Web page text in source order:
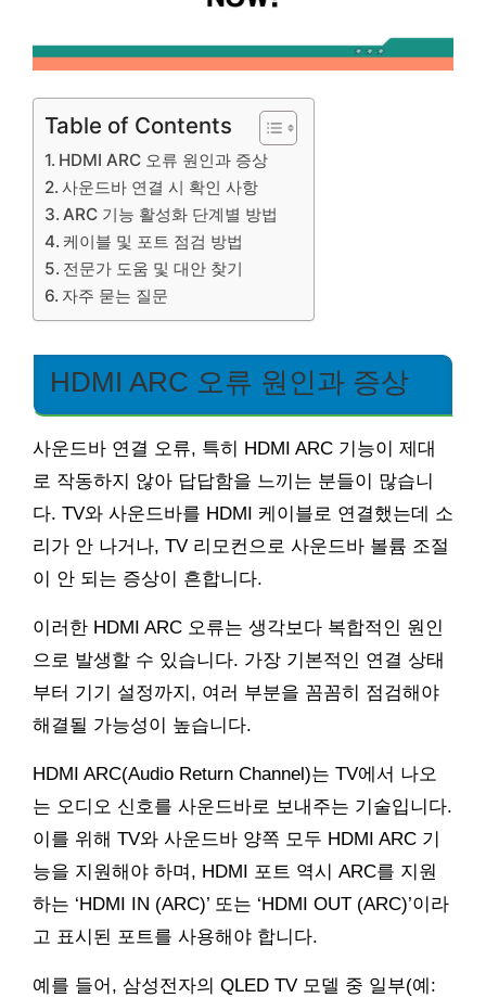
Table of Contents
HDMI ARC 오류 원인과 증상
사운드바 연결 시 확인 사항
ARC 기능 활성화 단계별 방법
케이블 및 포트 점검 방법
전문가 도움 및 대안 찾기
자주 묻는 질문
HDMI ARC 오류 원인과 증상
사운드바 연결 오류, 특히 HDMI ARC 기능이 제대
로 작동하지 않아 답답함을 느끼는 분들이 많습니
다. TV와 사운드바를 HDMI 케이블로 연결했는데 소
리가 안 나거나, TV 리모컨으로 사운드바 볼륨 조절
이 안 되는 증상이 흔합니다.
이러한 HDMI ARC 오류는 생각보다 복합적인 원인
으로 발생할 수 있습니다. 가장 기본적인 연결 상태
부터 기기 설정까지, 여러 부분을 꼼꼼히 점검해야
해결될 가능성이 높습니다.
HDMI ARC(Audio Return Channel)는 TV에서 나오
는 오디오 신호를 사운드바로 보내주는 기술입니다.
이를 위해 TV와 사운드바 양쪽 모두 HDMI ARC 기
능을 지원해야 하며, HDMI 포트 역시 ARC를 지원
하는 ‘HDMI IN (ARC)’ 또는 ‘HDMI OUT (ARC)’이라
고 표시된 포트를 사용해야 합니다.
예를 들어, 삼성전자의 QLED TV 모델 중 일부(예: